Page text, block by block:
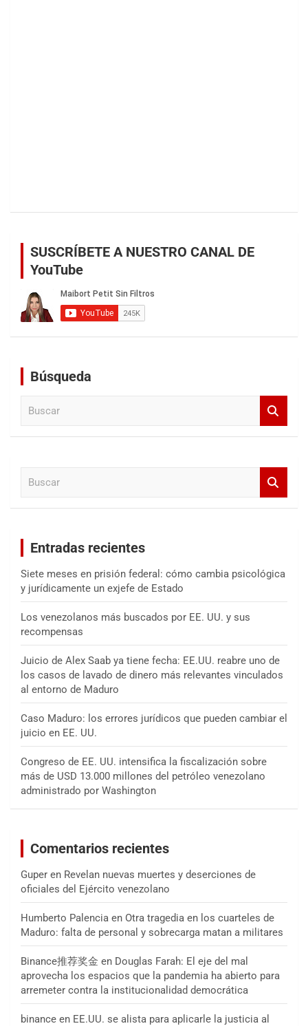
SUSCRÍBETE A NUESTRO CANAL DE
YouTube
Búsqueda
Entradas recientes
Siete meses en prisión federal: cómo cambia psicológica
y jurídicamente un exjefe de Estado
Los venezolanos más buscados por EE. UU. y sus
recompensas
Juicio de Alex Saab ya tiene fecha: EE.UU. reabre uno de
los casos de lavado de dinero más relevantes vinculados
al entorno de Maduro
Caso Maduro: los errores jurídicos que pueden cambiar el
juicio en EE. UU.
Congreso de EE. UU. intensifica la fiscalización sobre
más de USD 13.000 millones del petróleo venezolano
administrado por Washington
Comentarios recientes
Guper en Revelan nuevas muertes y deserciones de
oficiales del Ejército venezolano
Humberto Palencia en Otra tragedia en los cuarteles de
Maduro: falta de personal y sobrecarga matan a militares
Binance推荐奖金 en Douglas Farah: El eje del mal
aprovecha los espacios que la pandemia ha abierto para
arremeter contra la institucionalidad democrática
binance en EE.UU. se alista para aplicarle la justicia al